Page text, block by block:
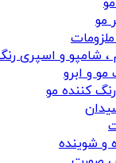
مو
، شامپو و اسپری
مو و ابرو
کننده مو
و شوینده